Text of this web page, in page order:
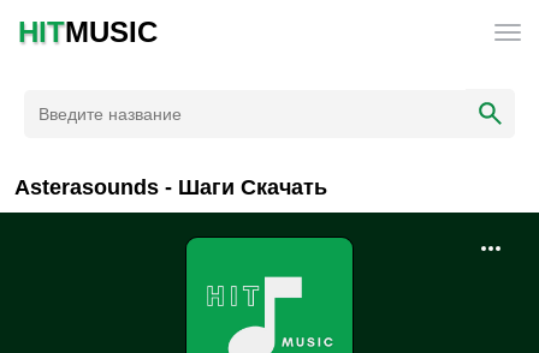
HITMUSIC
Asterasounds - Шаги Скачать